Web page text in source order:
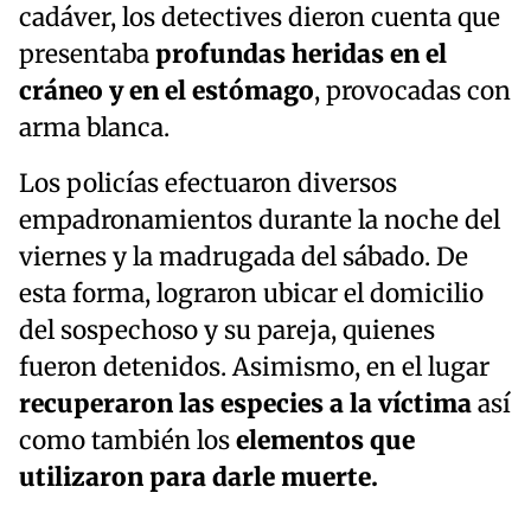
cadáver, los detectives dieron cuenta que
presentabaprofundas heridas en el
cráneo y en el estómago, provocadas con
arma blanca.
Los policías efectuaron diversos
empadronamientos durante la noche del
viernes y la madrugada del sábado. De
esta forma, lograron ubicar el domicilio
del sospechoso y su pareja, quienes
fueron detenidos. Asimismo, en el lugar
recuperaron las especies a la víctimaasí
como también loselementos que
utilizaron para darle muerte.